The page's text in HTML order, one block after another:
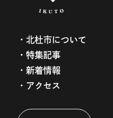
北杜市について
特集記事
新着情報
アクセス